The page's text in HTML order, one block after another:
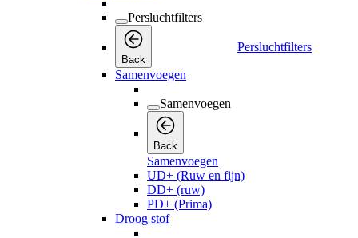
Persluchtfilters
Back
Persluchtfilters
Samenvoegen
Samenvoegen
Back
Samenvoegen
UD+ (Ruw en fijn)
DD+ (ruw)
PD+ (Prima)
Droog stof